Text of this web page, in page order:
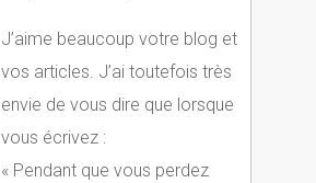
J’aime beaucoup votre blog et
vos articles. J’ai toutefois très
envie de vous dire que lorsque
vous écrivez :
« Pendant que vous perdez